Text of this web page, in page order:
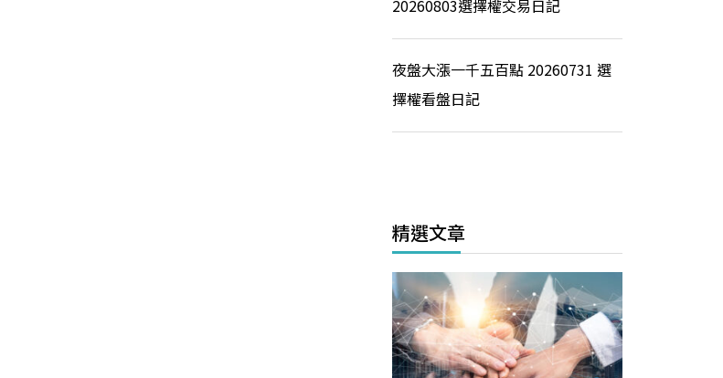
20260803選擇權交易日記
夜盤大漲一千五百點 20260731 選
擇權看盤日記
精選文章